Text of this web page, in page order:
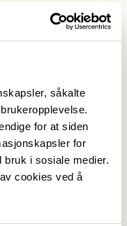
såkalte
for at siden
for
i sosiale medier.
cookies ved å
i år, men måtte
direkte.